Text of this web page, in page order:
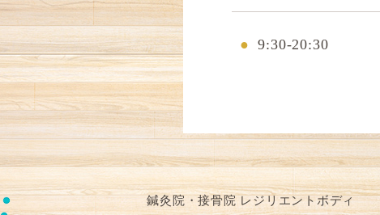
● 9:30-20:30
鍼灸院・接骨院 レジリエントボディ